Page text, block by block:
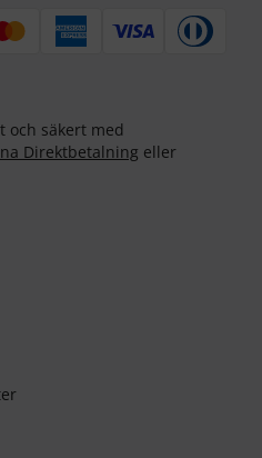
och säkert med
Direktbetalning eller